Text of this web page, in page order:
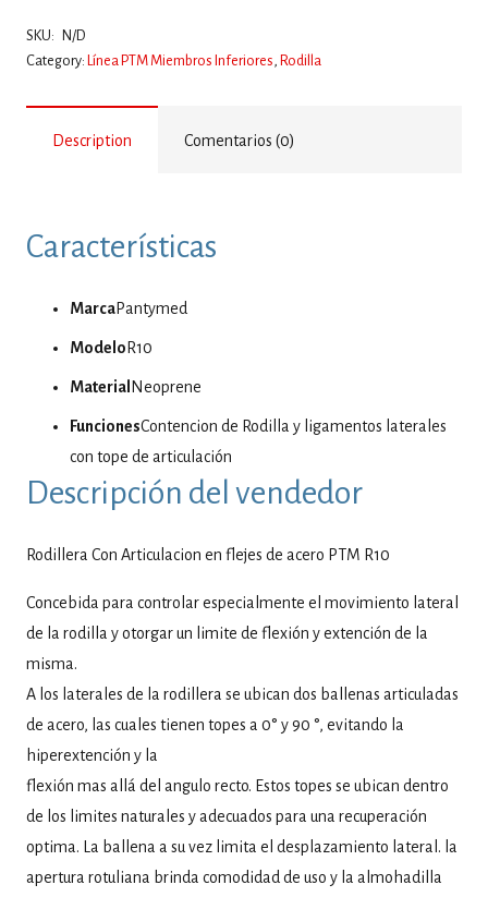
SKU: N/D
Category: Línea PTM Miembros Inferiores , Rodilla
Description Comentarios (0)
Características
MarcaPantymed
Modelo R10
Material Neoprene
FuncionesContencion de Rodilla y ligamentos laterales
con tope de articulación
Descripción del vendedor
Rodillera Con Articulacion en flejes de acero PTM R10
Concebida para controlar especialmente el movimiento lateral
de la rodilla y otorgar un limite de flexión y extención de la
misma.
A los laterales de la rodillera se ubican dos ballenas articuladas
de acero, las cuales tienen topes a 0° y 90 °, evitando la
hiperextención y la
flexión mas allá del angulo recto. Estos topes se ubican dentro
de los limites naturales y adecuados para una recuperación
optima. La ballena a su vez limita el desplazamiento lateral. la
apertura rotuliana brinda comodidad de uso y la almohadilla